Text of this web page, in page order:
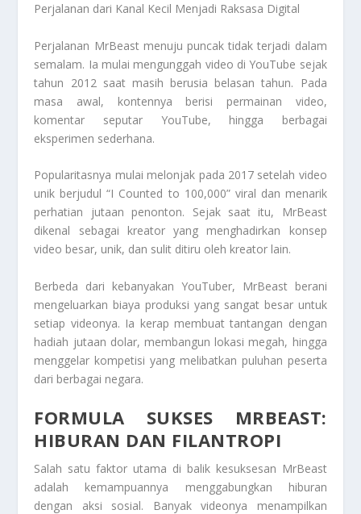
Perjalanan dari Kanal Kecil Menjadi Raksasa Digital
Perjalanan MrBeast menuju puncak tidak terjadi dalam
semalam. Ia mulai mengunggah video di YouTube sejak
tahun 2012 saat masih berusia belasan tahun. Pada
masa awal, kontennya berisi permainan video,
komentar seputar YouTube, hingga berbagai
eksperimen sederhana.
Popularitasnya mulai melonjak pada 2017 setelah video
unik berjudul “I Counted to 100,000” viral dan menarik
perhatian jutaan penonton. Sejak saat itu, MrBeast
dikenal sebagai kreator yang menghadirkan konsep
video besar, unik, dan sulit ditiru oleh kreator lain.
Berbeda dari kebanyakan YouTuber, MrBeast berani
mengeluarkan biaya produksi yang sangat besar untuk
setiap videonya. Ia kerap membuat tantangan dengan
hadiah jutaan dolar, membangun lokasi megah, hingga
menggelar kompetisi yang melibatkan puluhan peserta
dari berbagai negara.
FORMULA SUKSES MRBEAST:
HIBURAN DAN FILANTROPI
Salah satu faktor utama di balik kesuksesan MrBeast
adalah kemampuannya menggabungkan hiburan
dengan aksi sosial. Banyak videonya menampilkan